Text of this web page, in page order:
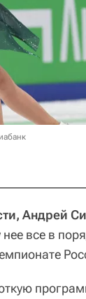
Андрей
все в